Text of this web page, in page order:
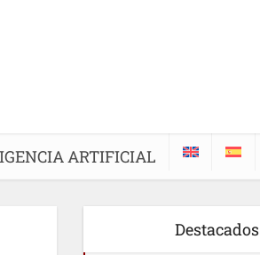
ARTIFICIAL
Destacados